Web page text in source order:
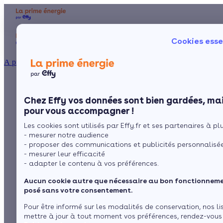
Cookies
Chez Effy vos données sont bien gardées,
pour vous accompagner !
Les cookies sont utilisés par Effy.fr et ses partenaires à
- mesurer notre audience
- proposer des communications et publicités
- mesurer leur efficacité
- adapter le contenu à vos préférences.
Aucun cookie autre que nécessaire au bon
posé sans votre consentement.
Pour être informé sur les modalités de conservation, nos
mettre à jour à tout moment vos préférences, rendez-
À propos
Le concept
Comment l'obtenir ?
Chauffage
Poêle à
Climatisation Hitachi
: gammes, avis et
conseils pour bien
choisir
parClaire Dubas 10 min de lecture